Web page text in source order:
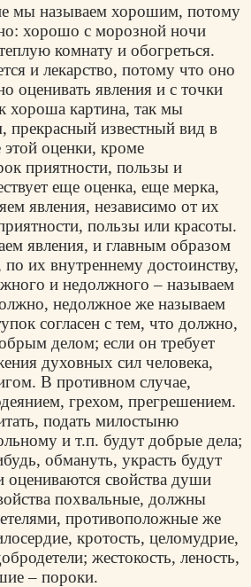
мы называем хорошим, потому
хорошо с морозной ночи
комнату и обогреться.
и лекарство, потому что оно
оценивать явления и с точки
хороша картина, так мы
известный вид в
оценки, кроме
приятности, пользы и
еще оценка, еще мерка,
явления, независимо от их
пользы или красоты.
явления, и главным образом
по их внутреннему достоинству,
и недолжного – называем
недолжное же называем
согласен с тем, что должно,
делом; если он требует
духовных сил человека,
В противном случае,
грехом, прегрешением.
подать милостыню
и т.п. будут добрые дела;
обмануть, украсть будут
оцениваются свойства души
похвальные, должны
противоположные же
кротость, целомудрие,
жестокость, леность,
– пороки.